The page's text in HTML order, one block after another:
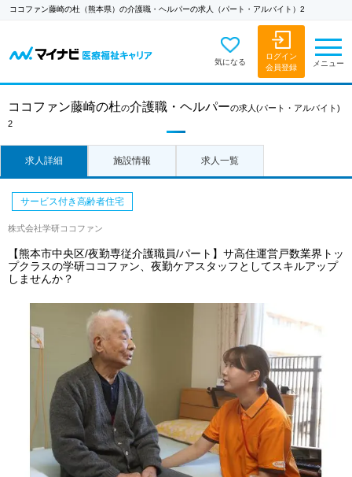
ココファン藤崎の杜（熊本県）の介護職・ヘルパーの求人（パート・アルバイト）2
気になる
ログイン
会員登録
メニュー
ココファン藤崎の杜の介護職・ヘルパーの求人 (パート・アルバイト)
2
求人詳細 施設情報 求人一覧
サービス付き高齢者住宅
株式会社学研ココファン
【熊本市中央区/夜勤専従介護職員/パート】サ高住運営戸数業界トッ
プクラスの学研ココファン、夜勤ケアスタッフとしてスキルアップ
しませんか？